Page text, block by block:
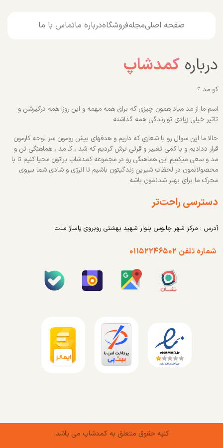
صفحه اصلیمجلهفروشگاهدرباره ماتماس با ما
درباره کمدشاپ
کو مد ؟
اسم ما از مد میاد همون چیزی که برای همه مهمه و این روزا همه درگیرشن و
تاثیر خیلی زیادی تو زندگی همه گذاشته
حالا ما این سوال رو با شعاری که داریم و هدفهای پیش رومون سر لوحه کارمون
قرار ددادیم و با کمی تغییر و قرتی ترش کردیم که شد ، کـ مد ، هماهنگی تن و
مد و سعی میکنیم این هماهنگی رو در مجموعه کمدشاپ براتون محیا کنیم تا با
محصولاتمون در لحظات شیرین زندگیتون باشیم تا انرژی و شادی شما نیروی
محرک ما برای بهتر شدنمون باشه
دسترسی راحت‌تر
آدرس : مرکز شهر چالوس بلوار شهید بهشتی روبروی پاساژ ملت
شماره تلفن ۰۱۱۵۲۲۴۶۵۰۲
کلیه حقوق متعلق به کمدشاپ می باشد.